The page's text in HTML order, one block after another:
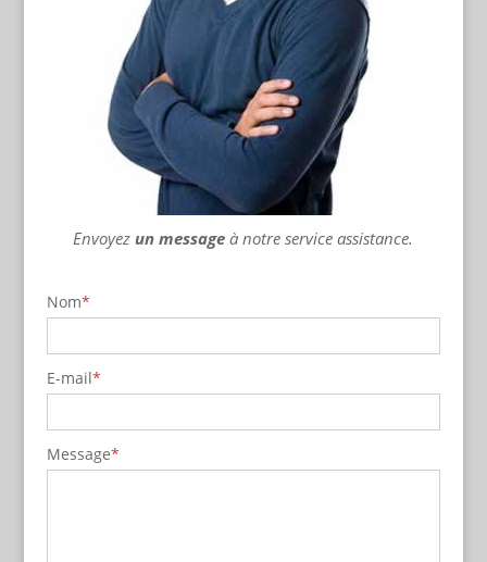
Envoyezun message à notre service assistance.
Nom*
E-mail*
Message*